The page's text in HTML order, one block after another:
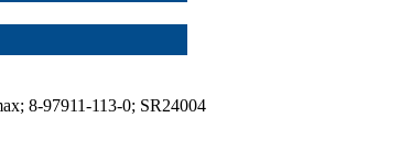
8-97911-113-0; SR24004